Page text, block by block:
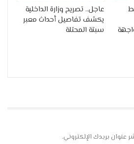
عاجل.. تصريح وزارة الداخلية
يكشف تفاصيل أحداث معبر
سبتة المحتلة
عنوان بريدك الإلكتروني.